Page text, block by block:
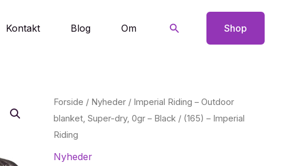
Kontakt Blog Om Søg Shop
Forside / Nyheder/ Imperial Riding – Outdoor
blanket, Super-dry, 0gr – Black / (165) – Imperial
Riding
Nyheder